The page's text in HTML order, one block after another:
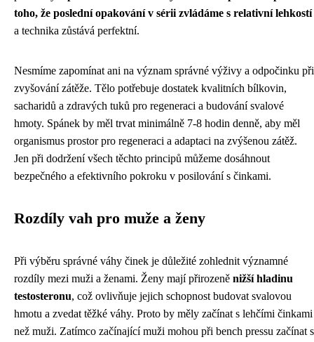
toho, že poslední opakování v sérii zvládáme s relativní lehkostí
a technika zůstává perfektní.
Nesmíme zapomínat ani na význam správné výživy a odpočinku při
zvyšování zátěže. Tělo potřebuje dostatek kvalitních bílkovin,
sacharidů a zdravých tuků pro regeneraci a budování svalové
hmoty. Spánek by měl trvat minimálně 7-8 hodin denně, aby měl
organismus prostor pro regeneraci a adaptaci na zvýšenou zátěž.
Jen při dodržení všech těchto principů můžeme dosáhnout
bezpečného a efektivního pokroku v posilování s činkami.
Rozdíly vah pro muže a ženy
Při výběru správné váhy činek je důležité zohlednit významné
rozdíly mezi muži a ženami. Ženy mají přirozeně nižší hladinu
testosteronu, což ovlivňuje jejich schopnost budovat svalovou
hmotu a zvedat těžké váhy. Proto by měly začínat s lehčími činkami
než muži. Zatímco začínající muži mohou při bench pressu začínat s